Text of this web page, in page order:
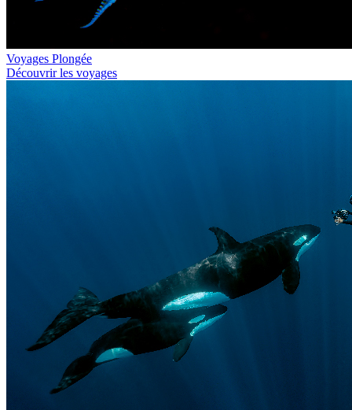
Voyages Plongée
Découvrir les voyages